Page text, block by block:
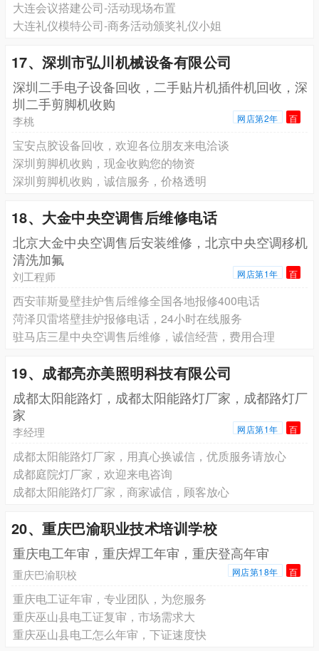
大连会议搭建公司-活动现场布置
大连礼仪模特公司-商务活动颁奖礼仪小姐
17、深圳市弘川机械设备有限公司
深圳二手电子设备回收，二手贴片机插件机回收，深
圳二手剪脚机收购
李桃 网店第2年 百
宝安点胶设备回收，欢迎各位朋友来电洽谈
深圳剪脚机收购，现金收购您的物资
深圳剪脚机收购，诚信服务，价格透明
18、大金中央空调售后维修电话
北京大金中央空调售后安装维修，北京中央空调移机
清洗加氟
刘工程师 网店第1年 百
西安菲斯曼壁挂炉售后维修全国各地报修400电话
菏泽贝雷塔壁挂炉报修电话，24小时在线服务
驻马店三星中央空调售后维修，诚信经营，费用合理
19、成都亮亦美照明科技有限公司
成都太阳能路灯，成都太阳能路灯厂家，成都路灯厂
家
李经理 网店第1年 百
成都太阳能路灯厂家，用真心换诚信，优质服务请放心
成都庭院灯厂家，欢迎来电咨询
成都太阳能路灯厂家，商家诚信，顾客放心
20、重庆巴渝职业技术培训学校
重庆电工年审，重庆焊工年审，重庆登高年审
重庆巴渝职校 网店第18年 百
重庆电工证年审，专业团队，为您服务
重庆巫山县电工证复审，市场需求大
重庆巫山县电工怎么年审，下证速度快